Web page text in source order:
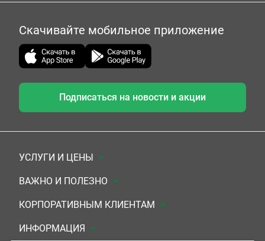
Скачивайте мобильное приложение
Подписаться на новости и акции
УСЛУГИ И ЦЕНЫ
Анализы
Комплексы
УЗИ
ВАЖНО И ПОЛЕЗНО
Документы для заключения договора
Система скидок
КОРПОРАТИВНЫМ КЛИЕНТАМ
Медицинским организациям
ИНФОРМАЦИЯ